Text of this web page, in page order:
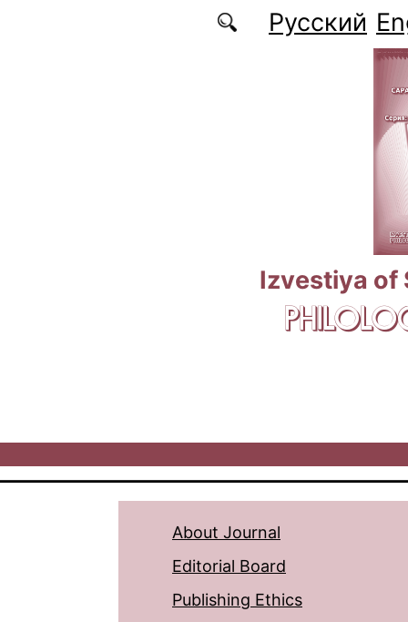
Русский
Izvestiya of
About Journal
Editorial Board
Publishing Ethics